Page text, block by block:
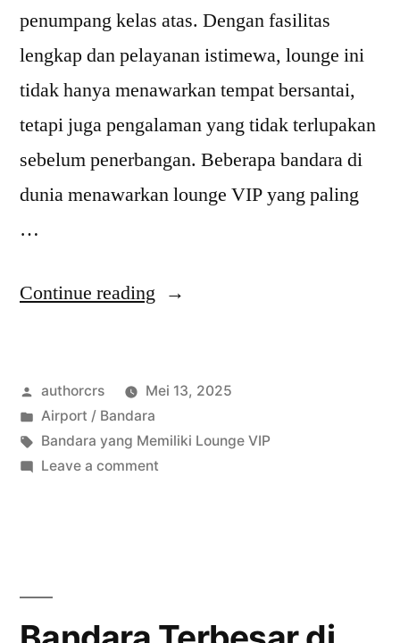
penumpang kelas atas. Dengan fasilitas
lengkap dan pelayanan istimewa, lounge ini
tidak hanya menawarkan tempat bersantai,
tetapi juga pengalaman yang tidak terlupakan
sebelum penerbangan. Beberapa bandara di
dunia menawarkan lounge VIP yang paling
…
Continue reading “Bandara
Lounge
VIP
Paling
Posted
by
authorcrs
Mei 13, 2025
Posted
in
Airport / Bandara
Tags:
Bandara yang Memiliki Lounge VIP
Leave a commenton